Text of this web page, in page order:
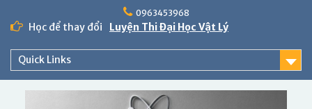
content
0963453968
Học để thay đổi Luyện Thi Đại Học Vật Lý
Quick Links